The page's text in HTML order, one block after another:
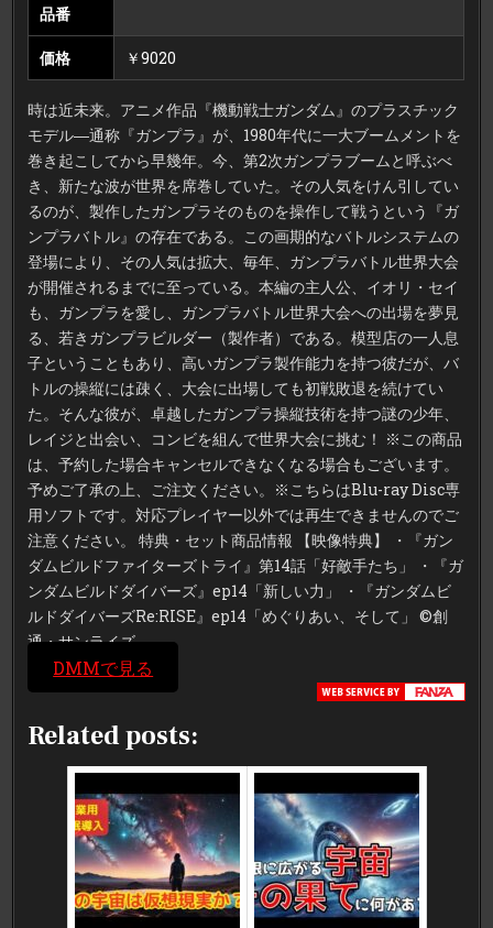
品番
価格 ￥9020
時は近未来。アニメ作品『機動戦士ガンダム』のプラスチック
モデル―通称『ガンプラ』が、1980年代に一大ブームメントを
巻き起こしてから早幾年。今、第2次ガンプラブームと呼ぶべ
き、新たな波が世界を席巻していた。その人気をけん引してい
るのが、製作したガンプラそのものを操作して戦うという『ガ
ンプラバトル』の存在である。この画期的なバトルシステムの
登場により、その人気は拡大、毎年、ガンプラバトル世界大会
が開催されるまでに至っている。本編の主人公、イオリ・セイ
も、ガンプラを愛し、ガンプラバトル世界大会への出場を夢見
る、若きガンプラビルダー（製作者）である。模型店の一人息
子ということもあり、高いガンプラ製作能力を持つ彼だが、バ
トルの操縦には疎く、大会に出場しても初戦敗退を続けてい
た。そんな彼が、卓越したガンプラ操縦技術を持つ謎の少年、
レイジと出会い、コンビを組んで世界大会に挑む！ ※この商品
は、予約した場合キャンセルできなくなる場合もございます。
予めご了承の上、ご注文ください。※こちらはBlu-ray Disc専
用ソフトです。対応プレイヤー以外では再生できませんのでご
注意ください。 特典・セット商品情報 【映像特典】 ・『ガン
ダムビルドファイターズトライ』第14話「好敵手たち」 ・『ガ
ンダムビルドダイバーズ』ep14「新しい力」 ・『ガンダムビ
ルドダイバーズRe:RISE』ep14「めぐりあい、そして」 ©創
通・サンライズ
DMMで見る
Related posts: